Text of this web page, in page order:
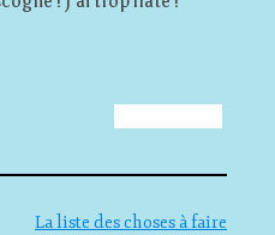
La liste des choses à faire